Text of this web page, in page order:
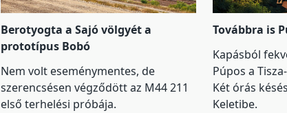
Berotyogta a Sajó völgyét a
prototípus Bobó
Nem volt eseménymentes, de
szerencsésen végződött az M44 211
első terhelési próbája.
Továbbra is
Kapásból
Púpos a
Két órás
Keletibe.